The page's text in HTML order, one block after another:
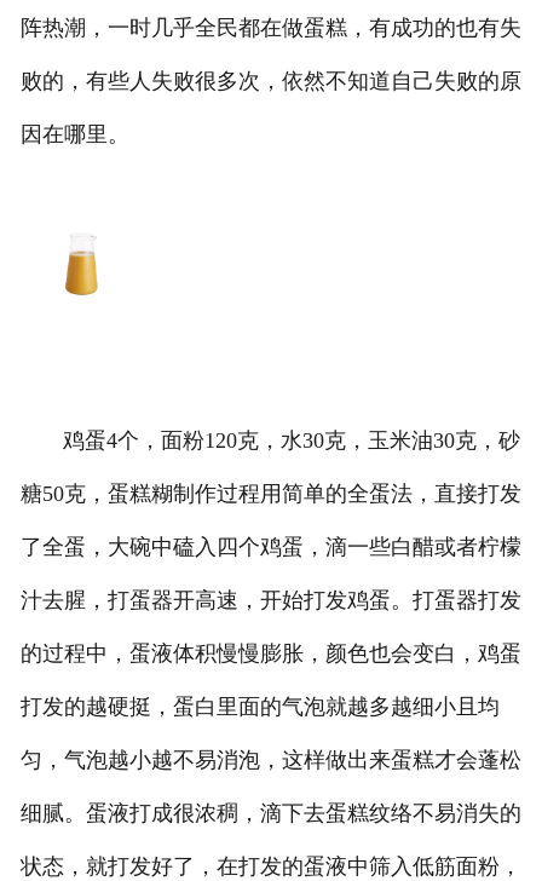
阵热潮，一时几乎全民都在做蛋糕，有成功的也有失
败的，有些人失败很多次，依然不知道自己失败的原
因在哪里。
鸡蛋4个，面粉120克，水30克，玉米油30克，砂
糖50克，蛋糕糊制作过程用简单的全蛋法，直接打发
了全蛋，大碗中磕入四个鸡蛋，滴一些白醋或者柠檬
汁去腥，打蛋器开高速，开始打发鸡蛋。打蛋器打发
的过程中，蛋液体积慢慢膨胀，颜色也会变白，鸡蛋
打发的越硬挺，蛋白里面的气泡就越多越细小且均
匀，气泡越小越不易消泡，这样做出来蛋糕才会蓬松
细腻。蛋液打成很浓稠，滴下去蛋糕纹络不易消失的
状态，就打发好了，在打发的蛋液中筛入低筋面粉，